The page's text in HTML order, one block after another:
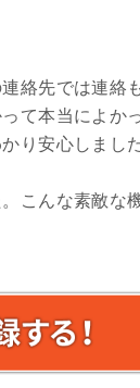
絡先では連絡
て本当によか
り安心しました
こんな素敵な